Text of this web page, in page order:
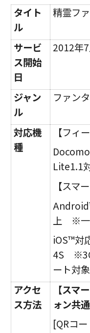
タイト
ル
精霊フ
サービ
ス開始
日
2012年
ジャン
ル
ファン
対応機
種
【フィ
Lite1.1
【スマ
上 ※一
iOS™対
4S
ート対
アクセ
ス方法
【スマ
ォン共通
[QRコ